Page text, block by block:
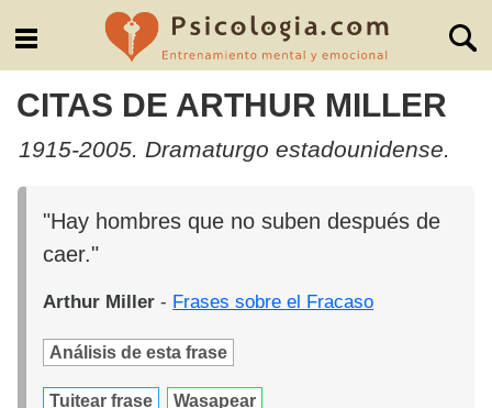
CITAS DE ARTHUR MILLER
1915-2005. Dramaturgo estadounidense.
"Hay hombres que no suben después de
caer."
Arthur Miller - Frases sobre el Fracaso
Análisis de esta frase
Tuitear frase Wasapear